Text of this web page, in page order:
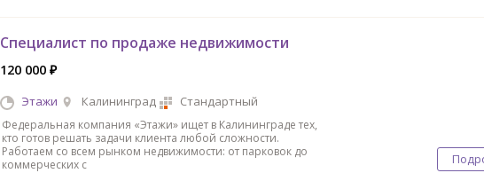
Специалист по продаже недвижимости
120 000 ₽
Этажи Калининград Стандартный
Федеральная компания «Этажи» ищет в Калининграде тех,
кто готов решать задачи клиента любой сложности.
Работаем со всем рынком недвижимости: от парковок до
коммерческих с